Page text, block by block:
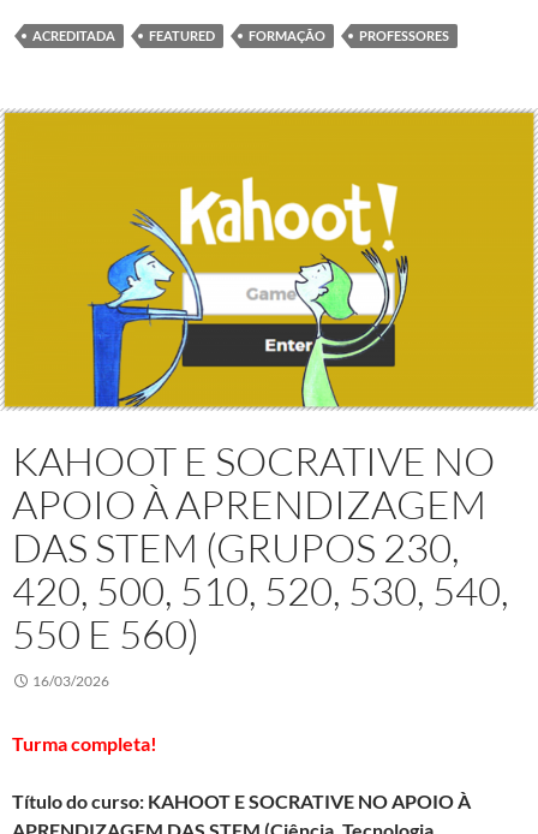
ACREDITADA FEATURED FORMAÇÃO PROFESSORES
KAHOOT E SOCRATIVE NO
APOIO À APRENDIZAGEM
DAS STEM (GRUPOS 230,
420, 500, 510, 520, 530, 540,
550 E 560)
16/03/2026
Turma completa!
Título do curso: KAHOOT E SOCRATIVE NO APOIO À